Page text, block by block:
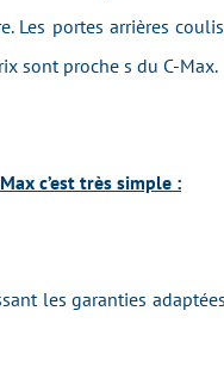
Les portes arrières
sont proche s du C-Max.
c’est très simple :
les garanties